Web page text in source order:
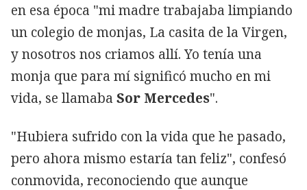
en esa época "mi madre trabajaba limpiando
un colegio de monjas, La casita de la Virgen,
y nosotros nos criamos allí. Yo tenía una
monja que para mí significó mucho en mi
vida, se llamaba Sor Mercedes".
"Hubiera sufrido con la vida que he pasado,
pero ahora mismo estaría tan feliz", confesó
conmovida, reconociendo que aunque